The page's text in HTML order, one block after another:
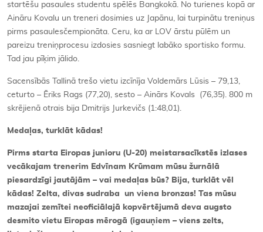
startēšu pasaules studentu spēlēs Bangkokā. No turienes kopā ar
Aināru Kovalu un treneri dosimies uz Japānu, lai turpinātu treniņus
pirms pasaulesčempionāta. Ceru, ka ar LOV ārstu pūlēm un
pareizu treniņprocesu izdosies sasniegt labāko sportisko formu.
Tad jau pīķim jālido.
Sacensībās Tallinā trešo vietu izcīnīja Voldemārs Lūsis – 79,13,
ceturto – Ēriks Rags (77,20), sesto – Ainārs Kovals (76,35). 800 m
skrējienā otrais bija Dmitrijs Jurkevičs (1:48,01).
Medaļas, turklāt kādas!
Pirms starta Eiropas junioru (U-20) meistarsacīkstēs izlases
vecākajam trenerim Edvīnam Krūmam mūsu žurnālā
piesardzīgi jautājām – vai medaļas būs? Bija, turklāt vēl
kādas! Zelta, divas sudraba un viena bronzas! Tas mūsu
mazajai zemītei neoficiālajā kopvērtējumā deva augsto
desmito vietu Eiropas mērogā (igauņiem – viens zelts,